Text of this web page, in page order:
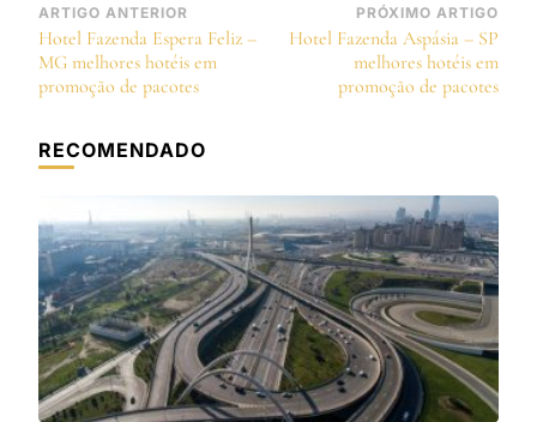
Navegação
de
post
ARTIGO ANTERIOR
Hotel Fazenda Espera Feliz –
MG melhores hotéis em
promoção de pacotes
PRÓXIMO ARTIGO
Hotel Fazenda Aspásia – SP
melhores hotéis em
promoção de pacotes
RECOMENDADO